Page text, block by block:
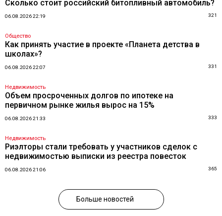
Сколько стоит российский битопливный автомобиль?
06.08.2026 22:19 321
Общество
Как принять участие в проекте «Планета детства в
школах»?
06.08.2026 22:07 331
Недвижимость
Объем просроченных долгов по ипотеке на
первичном рынке жилья вырос на 15%
06.08.2026 21:33 333
Недвижимость
Риэлторы стали требовать у участников сделок с
недвижимостью выписки из реестра повесток
06.08.2026 21:06 365
Больше новостей